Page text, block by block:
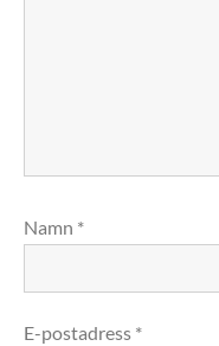
Namn *
E-postadress *